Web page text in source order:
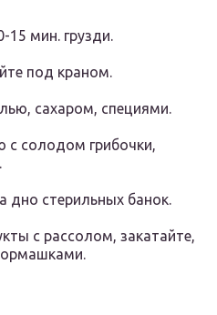
15 мин. грузди.
под краном.
сахаром, специями.
с солодом грибочки,
дно стерильных банок.
с рассолом, закатайте,